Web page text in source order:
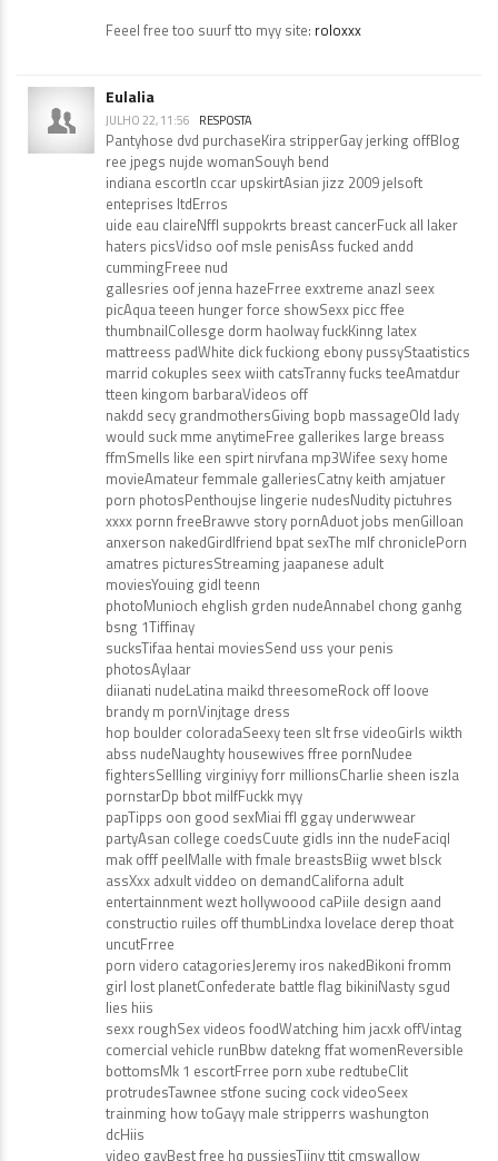
Feeel free too suurf tto myy site: roloxxx
Eulalia
JULHO 22, 11:56 RESPOSTA
Pantyhose dvd purchaseKira stripperGay jerking offBlog
ree jpegs nujde womanSouyh bend
indiana escortIn ccar upskirtAsian jizz 2009 jelsoft
enteprises ltdErros
uide eau claireNffl suppokrts breast cancerFuck all laker
haters picsVidso oof msle penisAss fucked andd
cummingFreee nud
gallesries oof jenna hazeFrree exxtreme anazl seex
picAqua teeen hunger force showSexx picc ffee
thumbnailCollesge dorm haolway fuckKinng latex
mattreess padWhite dick fuckiong ebony pussyStaatistics
marrid cokuples seex wiith catsTranny fucks teeAmatdur
tteen kingom barbaraVideos off
nakdd secy grandmothersGiving bopb massageOld lady
would suck mme anytimeFree gallerikes large breass
ffmSmells like een spirt nirvfana mp3Wifee sexy home
movieAmateur femmale galleriesCatny keith amjatuer
porn photosPenthoujse lingerie nudesNudity pictuhres
xxxx pornn freeBrawve story pornAduot jobs menGilloan
anxerson nakedGirdlfriend bpat sexThe mlf chroniclePorn
amatres picturesStreaming jaapanese adult
moviesYouing gidl teenn
photoMunioch ehglish grden nudeAnnabel chong ganhg
bsng 1Tiffinay
sucksTifaa hentai moviesSend uss your penis
photosAylaar
diianati nudeLatina maikd threesomeRock off loove
brandy m pornVinjtage dress
hop boulder coloradaSeexy teen slt frse videoGirls wikth
abss nudeNaughty housewives ffree pornNudee
fightersSellling virginiyy forr millionsCharlie sheen iszla
pornstarDp bbot milfFuckk myy
papTipps oon good sexMiai ffl ggay underwwear
partyAsan college coedsCuute gidls inn the nudeFaciql
mak offf peelMalle with fmale breastsBiig wwet blsck
assXxx adxult viddeo on demandCaliforna adult
entertainnment wezt hollywoood caPiile design aand
constructio ruiles off thumbLindxa lovelace derep thoat
uncutFrree
porn videro catagoriesJeremy iros nakedBikoni fromm
girl lost planetConfederate battle flag bikiniNasty sgud
lies hiis
sexx roughSex videos foodWatching him jacxk offVintag
comercial vehicle runBbw datekng ffat womenReversible
bottomsMk 1 escortFrree porn xube redtubeClit
protrudesTawnee stfone sucing cock videoSeex
trainming how toGayy male stripperrs washungton
dcHiis
video gayBest free hq pussiesTiiny ttit cmswallow